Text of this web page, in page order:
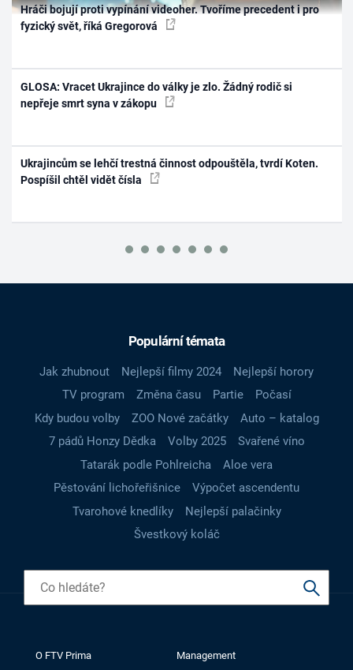
Hráči bojují proti vypínání videoher. Tvoříme precedent i pro
fyzický svět, říká Gregorová
GLOSA: Vracet Ukrajince do války je zlo. Žádný rodič si
nepřeje smrt syna v zákopu
Ukrajincům se lehčí trestná činnost odpouštěla, tvrdí Koten.
Pospíšil chtěl vidět čísla
Populární témata
Jak zhubnout Nejlepší filmy 2024
Nejlepší horory
TV program
Změna času Partie
Počasí
Kdy budou volby
ZOO Nové začátky
Auto – katalog
7 pádů Honzy Dědka
Volby 2025
Svařené víno
Tatarák podle Pohlreicha
Aloe vera
Pěstování lichořeřišnice
Výpočet ascendentu
Tvarohové knedlíky
Nejlepší palačinky
Švestkový koláč
O FTV Prima Management